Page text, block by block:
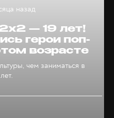
— 19 лет!
герои поп-
возрасте
чем заниматься в
назад